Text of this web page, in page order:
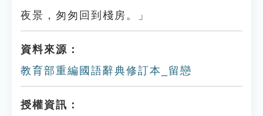
夜景，匆匆回到棧房。」
資料來源：
教育部重編國語辭典修訂本_留戀
授權資訊：